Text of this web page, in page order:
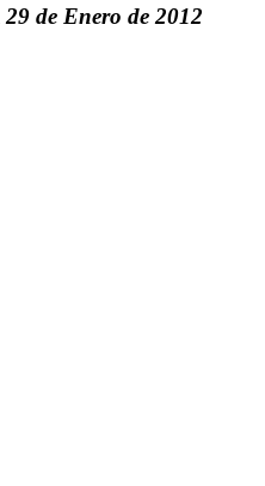
29 de Enero de 2012